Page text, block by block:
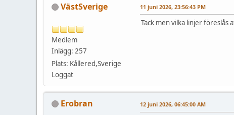
VästSverige
Medlem
Inlägg: 257
Plats: Kållered,Sverige
Loggat
11 juni 2026, 23:56:43 PM
Tack men vilka linjer föreslås
Erobran 12 juni 2026, 06:45:00 AM